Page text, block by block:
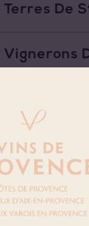
Terres De
Vignerons
Vignobles
Vins